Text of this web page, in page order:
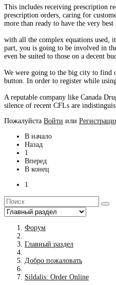
This includes receiving prescription
prescription orders, caring for
more than ready to have the very
with all the complex equations used,
part, you is going to be involved in
even be suited to those on a decent
We were going to the big city to find
button. In order to register while
A reputable company like Canada
silence of recent CFLs are
Пожалуйста Войти или
В начало
Назад
1
Вперед
В конец
1
Форум
Главный раздел
Добро пожаловать
Sildalis: Order Online